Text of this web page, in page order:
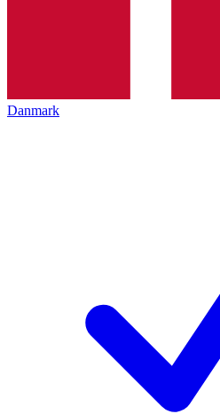
Danmark